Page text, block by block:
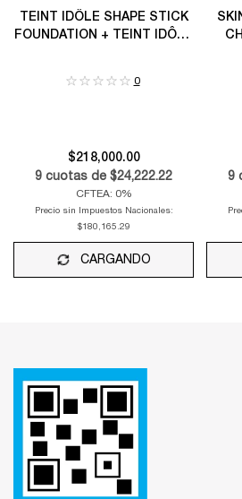
TEINT IDÔLE SHAPE STICK
FOUNDATION + TEINT IDÔLE
0
$218,000.00
9 cuotas de $24,222.22
CFTEA: 0%
Precio sin Impuestos Nacionales:
$180,165.29
CARGANDO
9